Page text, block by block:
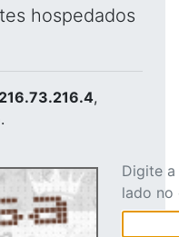
hospedados
216.73.216.4,
Digite
lado no